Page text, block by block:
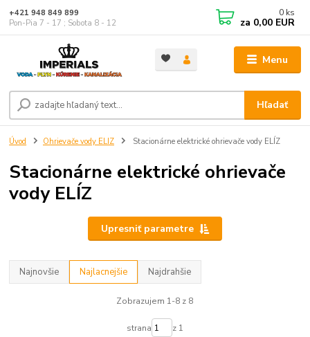
Menu
Hľadať
+421 948 849 899
Pon-Pia 7 - 17 ; Sobota 8 - 12
0 ks
za 0,00 EUR
Úvod Ohrievače vody ELIZ Stacionárne elektrické ohrievače vody ELÍZ
Stacionárne elektrické ohrievače
vody ELÍZ
Upresniť parametre
Najnovšie Najlacnejšie Najdrahšie
Zobrazujem 1-8 z 8
strana z 1